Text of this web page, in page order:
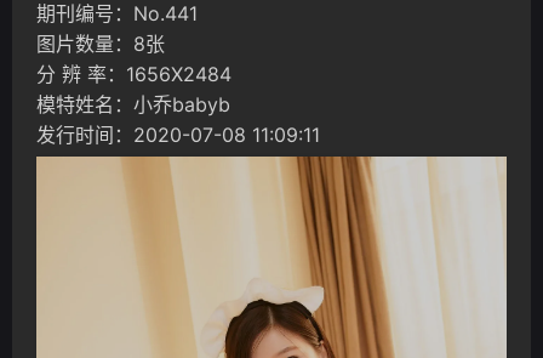
期刊编号：No.441
图片数量：8张
分 辨 率：1656X2484
模特姓名：小乔babyb
发行时间：2020-07-08 11:09:11